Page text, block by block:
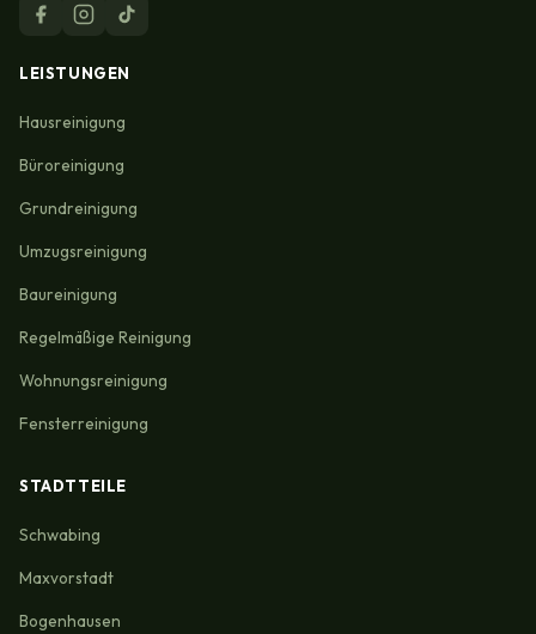
LEISTUNGEN
Hausreinigung
Büroreinigung
Grundreinigung
Umzugsreinigung
Baureinigung
Regelmäßige Reinigung
Wohnungsreinigung
Fensterreinigung
STADTTEILE
Schwabing
Maxvorstadt
Bogenhausen